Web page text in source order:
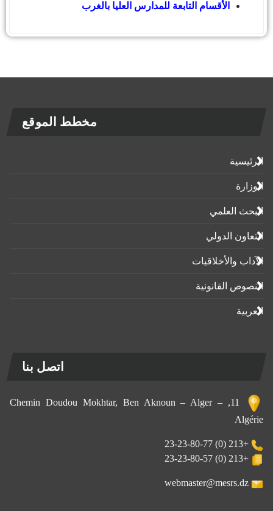
الأقسام التابعة للمدارس العليا بالغرب
مخطط الموقع
الرئيسية
الوزارة
البحث العلمي
التعاون الدولي
الآداب واﻷخلاقيات
النصوص القانونية
العربية
اتصل بنا
11, Chemin Doudou Mokhtar, Ben Aknoun – Alger –
Algérie
+213 (0) 23-23-80-77
+213 (0) 23-23-80-57
webmaster@mesrs.dz